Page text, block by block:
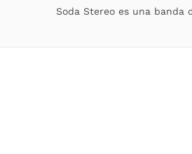
Soda Stereo es una